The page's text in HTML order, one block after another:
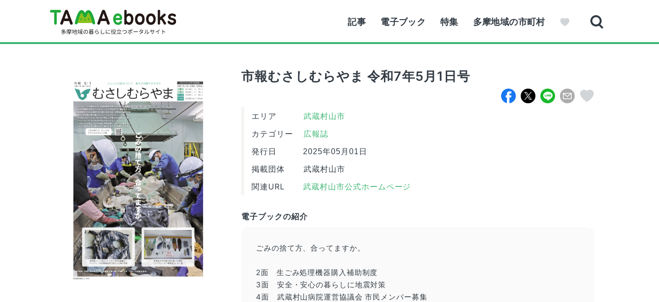
記事 電子ブック 特集 多摩地域の市町村
市報むさしむらやま 令和7年5月1日号
エリア 武蔵村山市
カテゴリー 広報誌
発行日 2025年05月01日
掲載団体 武蔵村山市
関連URL 武蔵村山市公式ホームページ
電子ブックの紹介
ごみの捨て方、合ってますか。
2面 生ごみ処理機器購入補助制度
3面 安全・安心の暮らしに地震対策
4面 武蔵村山病院運営協議会 市民メンバー募集